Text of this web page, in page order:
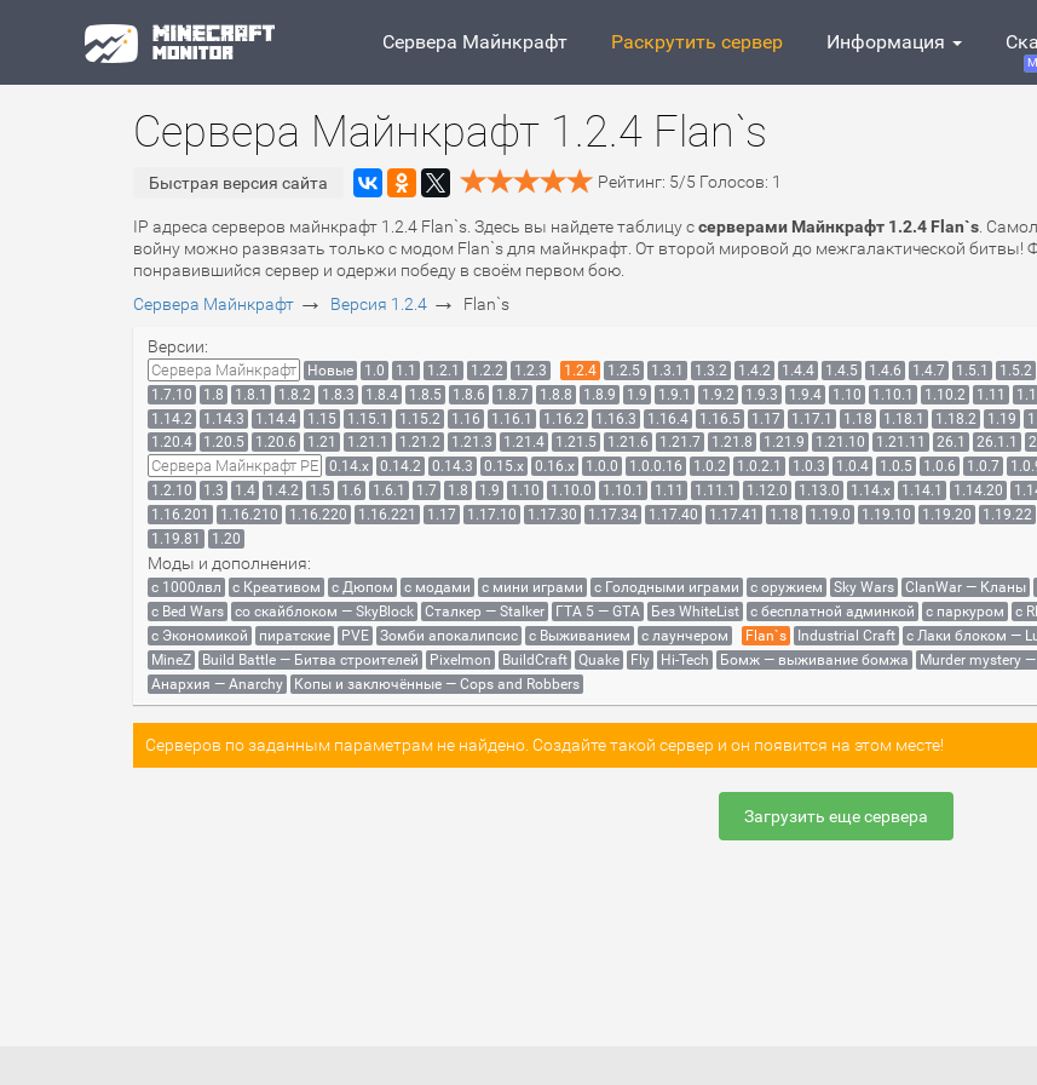
Сервера Майнкрафт Раскрутить сервер Информация
Сервера Майнкрафт 1.2.4 Flan`s
Быстрая версия сайта Рейтинг: 5/5 Голосов: 1
IP адреса серверов майнкрафт 1.2.4 Flan`s. Здесь вы найдете таблицу ссерверами Майнкрафт 1.2.4 Flan`s .
войну можно развязать только с модом Flan`s для майнкрафт. От второй мировой до межгалактической битвы!
понравившийся сервер и одержи победу в своём первом бою.
Сервера Майнкрафт → Версия 1.2.4 → Flan`s
Версии:
Сервера Майнкрафт Новые 1.0 1.1 1.2.1 1.2.2 1.2.3 1.2.4 1.2.5 1.3.1 1.3.2 1.4.2 1.4.4 1.4.5 1.4.6 1.4.7 1.5.1 1.5.2
1.7.10
1.8 1.8.1 1.8.2 1.8.3 1.8.4 1.8.5 1.8.6 1.8.7 1.8.8 1.8.9 1.9 1.9.1 1.9.2 1.9.3 1.9.4 1.10 1.10.1 1.10.2 1.11
1.14.2
1.14.3 1.14.4 1.15 1.15.1 1.15.2 1.16 1.16.1 1.16.2 1.16.3 1.16.4 1.16.5 1.17 1.17.1 1.18 1.18.1 1.18.2 1.19
1.20.4
1.20.5 1.20.6 1.21 1.21.1 1.21.2 1.21.3 1.21.4 1.21.5 1.21.6 1.21.7 1.21.8 1.21.9 1.21.10 1.21.11 26.1 26.1.1
Сервера Майнкрафт PE 0.14.x 0.14.2 0.14.3 0.15.x 0.16.x 1.0.0 1.0.0.16 1.0.2 1.0.2.1 1.0.3 1.0.4 1.0.5 1.0.6 1.0.7
1.2.10
1.3 1.4 1.4.2 1.5 1.6 1.6.1 1.7 1.8 1.9 1.10 1.10.0 1.10.1 1.11 1.11.1 1.12.0 1.13.0 1.14.x 1.14.1 1.14.20
1.16.201
1.16.210 1.16.220 1.16.221 1.17 1.17.10 1.17.30 1.17.34 1.17.40 1.17.41 1.18 1.19.0 1.19.10 1.19.20 1.19.22
1.19.81
1.20
Моды и дополнения:
с 1000лвл c Креативом с Дюпом с модами с мини играми с Голодными играми с оружием Sky Wars ClanWar — Кланы
с Bed Wars
со скайблоком — SkyBlock Сталкер — Stalker ГТА 5 — GTA Без WhiteList с бесплатной админкой с паркуром с
с Экономикой
пиратские PVE Зомби апокалипсис с Выживанием с лаунчером Flan`s Industrial Craft с Лаки блоком —
MineZ
Build Battle — Битва строителей Pixelmon BuildCraft Quake Fly Hi-Tech Бомж — выживание бомжа Murder mystery
Анархия — Anarchy
Копы и заключённые — Cops and Robbers
Серверов по заданным параметрам не найдено. Создайте такой сервер и он появится на этом месте!
Загрузить еще сервера